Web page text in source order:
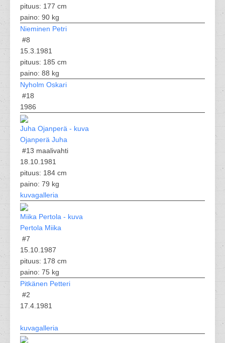
pituus: 177 cm
paino: 90 kg
Nieminen Petri
#8
15.3.1981
pituus: 185 cm
paino: 88 kg
Nyholm Oskari
#18
1986
Ojanperä Juha
#13 maalivahti
18.10.1981
pituus: 184 cm
paino: 79 kg
kuvagalleria
Pertola Miika
#7
15.10.1987
pituus: 178 cm
paino: 75 kg
Pitkänen Petteri
#2
17.4.1981
kuvagalleria